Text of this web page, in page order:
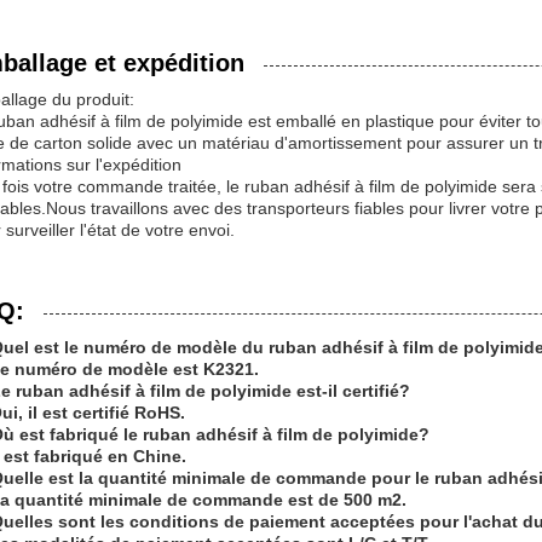
et expédition
du produit:
adhésif à film de polyimide est emballé en plastique pour éviter
de carton solide avec un matériau d'amortissement pour assurer un
sur l'expédition
votre commande traitée, le ruban adhésif à film de polyimide
travaillons avec des transporteurs fiables pour livrer
surveiller l'état de votre envoi.
est le numéro de modèle du ruban adhésif à film de
numéro de modèle est K2321.
ruban adhésif à film de polyimide est-il certifié?
il est certifié RoHS.
est fabriqué le ruban adhésif à film de polyimide?
est fabriqué en Chine.
est la quantité minimale de commande pour le ruban
quantité minimale de commande est de 500 m2.
sont les conditions de paiement acceptées pour l'achat